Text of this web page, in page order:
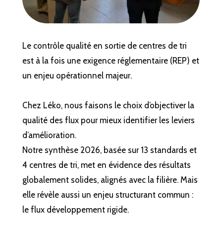
Le contrôle qualité en sortie de centres de tri
est à la fois une exigence réglementaire (REP) et
un enjeu opérationnel majeur.
Chez Léko, nous faisons le choix d’objectiver la
qualité des flux pour mieux identifier les leviers
d’amélioration.
Notre synthèse 2026, basée sur 13 standards et
4 centres de tri, met en évidence des résultats
globalement solides, alignés avec la filière. Mais
elle révèle aussi un enjeu structurant commun :
le flux développement rigide.